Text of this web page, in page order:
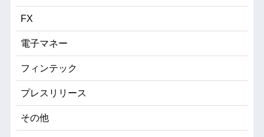
FX
電子マネー
フィンテック
プレスリリース
その他